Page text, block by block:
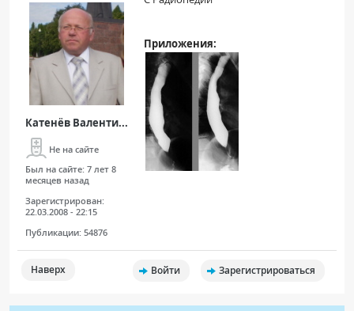
Катенёв Валенти...
Не на сайте
Был на сайте: 7 лет 8
месяцев назад
Зарегистрирован:
22.03.2008 - 22:15
Публикации: 54876
Приложения:
Наверх Войти Зарегистрироваться